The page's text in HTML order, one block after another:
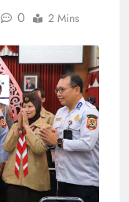
0 2 Mins